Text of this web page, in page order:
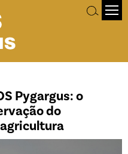
Pygargus: o
do